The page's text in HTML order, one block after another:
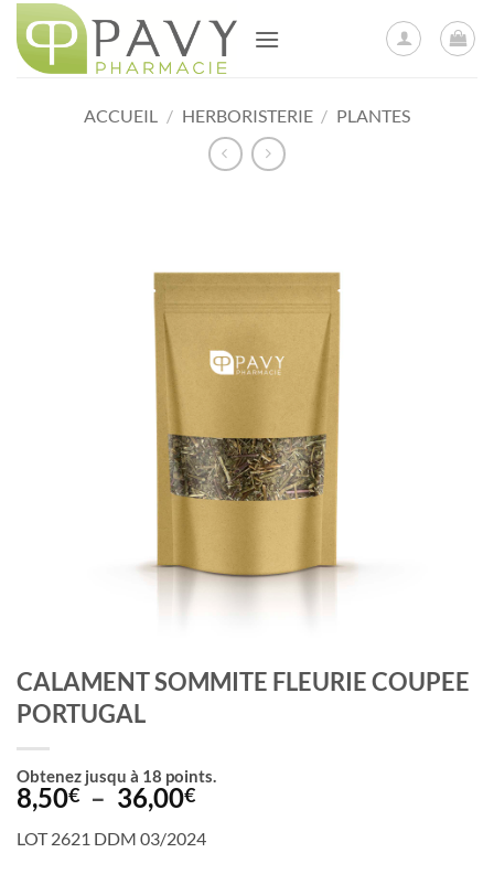
au
contenu
ACCUEIL / HERBORISTERIE / PLANTES
CALAMENT SOMMITE FLEURIE COUPEE
PORTUGAL
Obtenez jusqu à 18 points.
8,50€ – 36,00€Plage
prix :
LOT 2621 DDM 03/2024